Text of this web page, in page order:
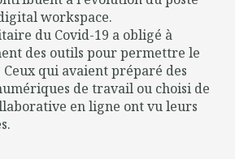
workspace.
du Covid-19 a obligé à
des outils pour permettre le
qui avaient préparé des
de travail ou choisi de
en ligne ont vu leurs